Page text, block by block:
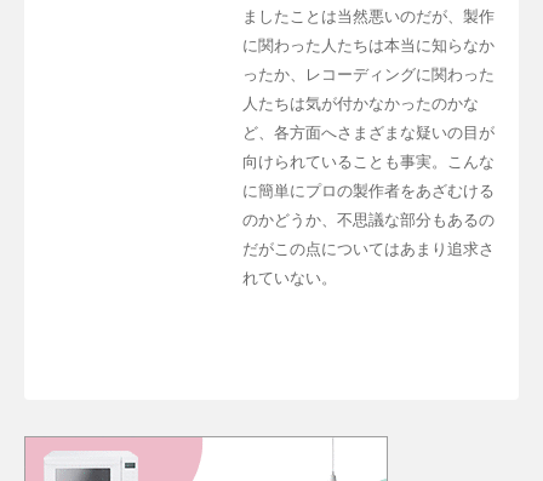
ましたことは当然悪いのだが、製作
に関わった人たちは本当に知らなか
ったか、レコーディングに関わった
人たちは気が付かなかったのかな
ど、各方面へさまざまな疑いの目が
向けられていることも事実。こんな
に簡単にプロの製作者をあざむける
のかどうか、不思議な部分もあるの
だがこの点についてはあまり追求さ
れていない。